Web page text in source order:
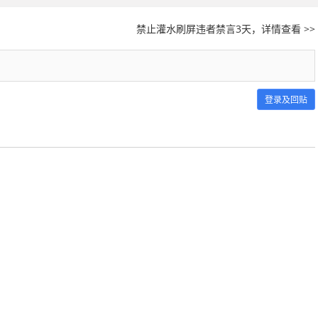
禁止灌水刷屏违者禁言3天，详情查看 >>
登录及回贴